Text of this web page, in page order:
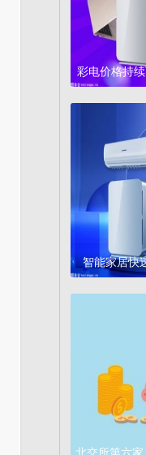
彩电价格持
智能家居快
北交所第六家